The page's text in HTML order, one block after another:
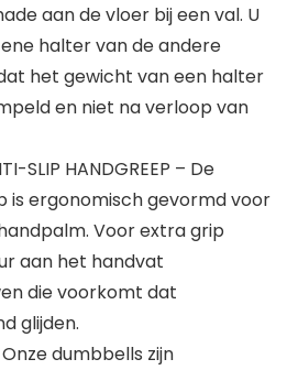
aan de vloer bij een val. U
halter van de andere
het gewicht van een halter
en niet na verloop van
SLIP HANDGREEP – De
is ergonomisch gevormd voor
Voor extra grip
aan het handvat
die voorkomt dat
glijden.
Onze dumbbells zijn